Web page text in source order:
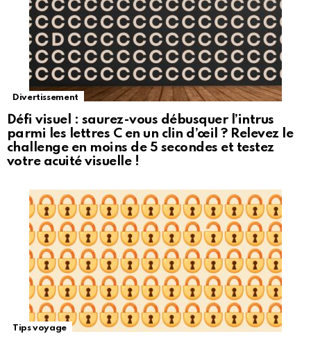
Divertissement
Défi visuel : saurez-vous débusquer l’intrus
parmi les lettres C en un clin d’œil ? Relevez le
challenge en moins de 5 secondes et testez
votre acuité visuelle !
Tips voyage